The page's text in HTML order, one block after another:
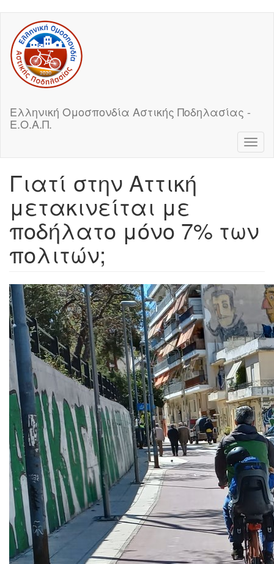
main
content
Ελληνική Ομοσπονδία Αστικής Ποδηλασίας -
Ε.Ο.Α.Π.
Γιατί στην Αττική
μετακινείται με
ποδήλατο μόνο 7% των
πολιτών;